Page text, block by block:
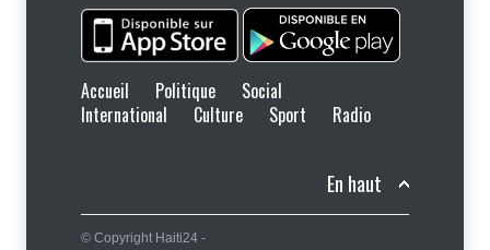
Accueil Politique
Social
International
Culture Sport Radio
En haut
© Copyright Haiti24 -